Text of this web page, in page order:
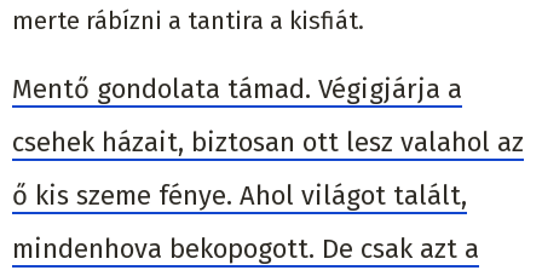
merte rábízni a tantira a kisfiát.
Mentő gondolata támad. Végigjárja a
csehek házait, biztosan ott lesz valahol az
ő kis szeme fénye. Ahol világot talált,
mindenhova bekopogott. De csak azt a